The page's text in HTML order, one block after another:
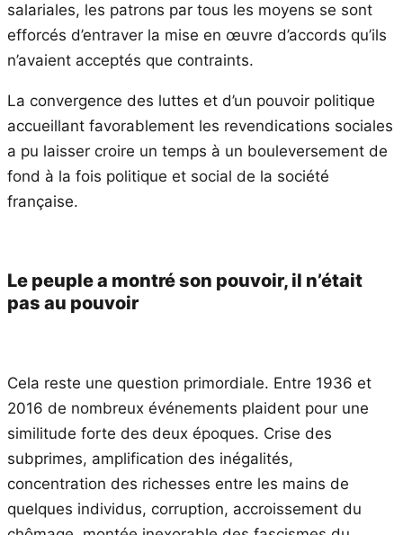
salariales, les patrons par tous les moyens se sont
efforcés d’entraver la mise en œuvre d’accords qu’ils
n’avaient acceptés que contraints.
La convergence des luttes et d’un pouvoir politique
accueillant favorablement les revendications sociales
a pu laisser croire un temps à un bouleversement de
fond à la fois politique et social de la société
française.
Le peuple a montré son pouvoir, il n’était
pas au pouvoir
Cela reste une question primordiale. Entre 1936 et
2016 de nombreux événements plaident pour une
similitude forte des deux époques. Crise des
subprimes, amplification des inégalités,
concentration des richesses entre les mains de
quelques individus, corruption, accroissement du